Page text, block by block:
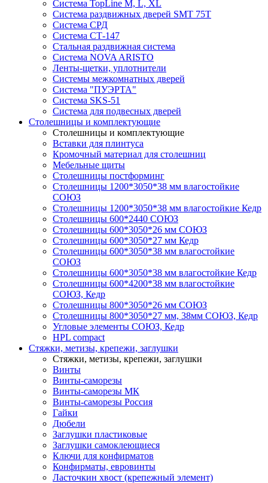
Система TopLine M, L, XL
Система раздвижных дверей SMT 75T
Система СРД
Система СТ-147
Стальная раздвижная система
Система NOVA ARISTO
Ленты-щетки, уплотнители
Системы межкомнатных дверей
Система "ПУЭРТА"
Система SKS-51
Система для подвесных дверей
Столешницы и комплектующие
Столешницы и комплектующие
Вставки для плинтуса
Кромочный материал для столешниц
Мебельные щиты
Столешницы постформинг
Столешницы 1200*3050*38 мм влагостойкие
СОЮЗ
Столешницы 1200*3050*38 мм влагостойкие Кедр
Столешницы 600*2440 СОЮЗ
Столешницы 600*3050*26 мм СОЮЗ
Столешницы 600*3050*27 мм Кедр
Столешницы 600*3050*38 мм влагостойкие
СОЮЗ
Столешницы 600*3050*38 мм влагостойкие Кедр
Столешницы 600*4200*38 мм влагостойкие
СОЮЗ, Кедр
Столешницы 800*3050*26 мм СОЮЗ
Столешницы 800*3050*27 мм, 38мм СОЮЗ, Кедр
Угловые элементы СОЮЗ, Кедр
HPL compact
Стяжки, метизы, крепежи, заглушки
Стяжки, метизы, крепежи, заглушки
Винты
Винты-саморезы
Винты-саморезы МК
Винты-саморезы Россия
Гайки
Дюбели
Заглушки пластиковые
Заглушки самоклеющиеся
Ключи для конфирматов
Конфирматы, евровинты
Ласточкин хвост (крепежный элемент)